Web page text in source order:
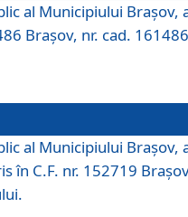
al Municipiului Braşov,
Brașov, nr. cad.
al Municipiului Braşov,
în C.F. nr. 152719